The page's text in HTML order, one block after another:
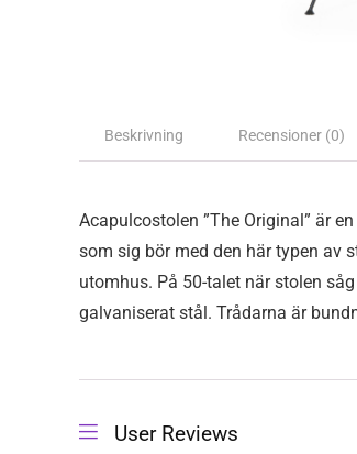
Beskrivning Recensioner (0)
Acapulcostolen ”The Original” är
som sig bör med den här typen av
utomhus. På 50-talet när stolen
galvaniserat stål. Trådarna är
User Reviews